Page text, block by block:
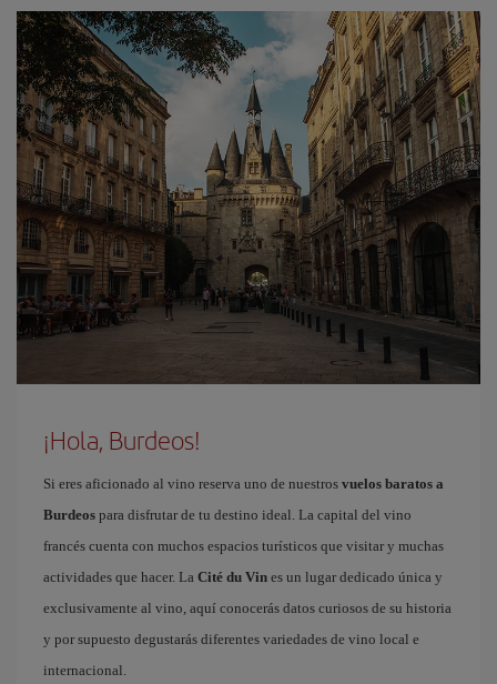
¡Hola, Burdeos!
Si eres aficionado al vino reserva uno de nuestros vuelos baratos a
Burdeos para disfrutar de tu destino ideal. La capital del vino
francés cuenta con muchos espacios turísticos que visitar y muchas
actividades que hacer. La Cité du Vin es un lugar dedicado única y
exclusivamente al vino, aquí conocerás datos curiosos de su historia
y por supuesto degustarás diferentes variedades de vino local e
internacional.